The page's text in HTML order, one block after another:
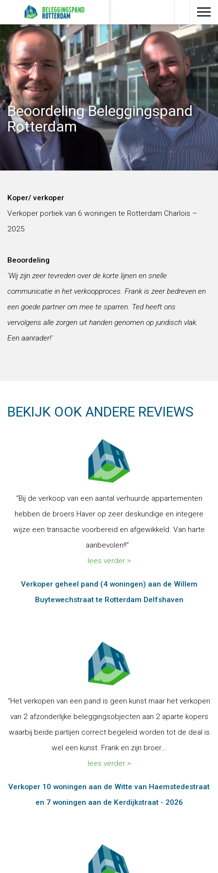
Beoordeling Beleggingspand
Rotterdam
Koper/ verkoper
Verkoper portiek van 6 woningen te Rotterdam Charlois –
2025
Beoordeling
'Wij zijn zeer tevreden over de korte lijnen en snelle
communicatie in het verkoopproces. Frank is zeer bedreven en
een goede partner om mee te sparren. Ted heeft ons
vervolgens alle zorgen uit handen genomen op juridisch vlak. ​
Een aanrader!'
BEKIJK OOK ANDERE REVIEWS
“Bij de verkoop van een aantal verhuurde appartementen
hebben de broers Haver op zeer deskundige en integere
wijze een transactie voorbereid en afgewikkeld. Van harte
aanbevolen!!”
lees verder >
Verkoper geheel pand (4 woningen) aan de Willem
Buytewechstraat te Rotterdam Delfshaven
“Het verkopen van een pand is geen kunst maar het verkopen
van 2 afzonderlijke beleggingsobjecten aan 2 aparte kopers
waarbij beide partijen correct begeleid worden tot de deal is
wel een kunst. Frank en zijn broer...
lees verder >
Verkoper 10 woningen aan de Witte van Haemstedestraat
en 7 woningen aan de Kerdijkstraat - 2026